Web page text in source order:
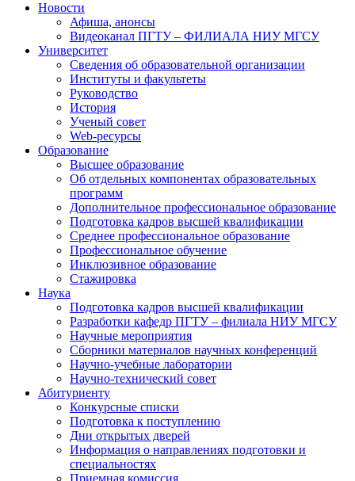
Новости
Афиша, анонсы
Видеоканал ПГТУ – ФИЛИАЛА НИУ МГСУ
Университет
Сведения об образовательной организации
Институты и факультеты
Руководство
История
Ученый совет
Web-ресурсы
Образование
Высшее образование
Об отдельных компонентах образовательных
программ
Дополнительное профессиональное образование
Подготовка кадров высшей квалификации
Среднее профессиональное образование
Профессиональное обучение
Инклюзивное образование
Стажировка
Наука
Подготовка кадров высшей квалификации
Разработки кафедр ПГТУ – филиала НИУ МГСУ
Научные мероприятия
Сборники материалов научных конференций
Научно-учебные лаборатории
Научно-технический совет
Абитуриенту
Конкурсные списки
Подготовка к поступлению
Дни открытых дверей
Информация о направлениях подготовки и
специальностях
Приемная комиссия